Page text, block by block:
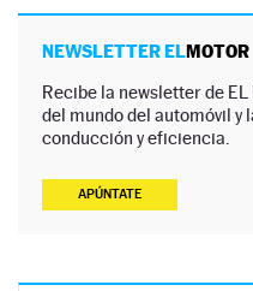
NEWSLETTER ELMOTOR
Recibe la newsletter de
del mundo del automóvil y
conducción y eficiencia.
APÚNTATE